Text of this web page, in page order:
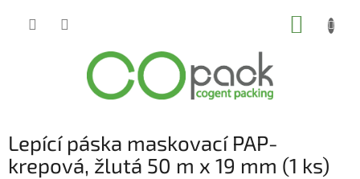
Lepící páska maskovací PAP-
krepová, žlutá 50 m x 19 mm (1 ks)